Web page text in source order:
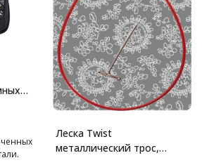
Леска Twist
металлический трос,